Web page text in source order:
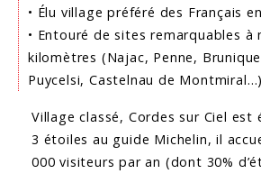
• Élu village préféré des Français
• Entouré de sites remarquables à
kilomètres (Najac, Penne,
Puycelsi, Castelnau de Montmiral…)
Village classé, Cordes sur Ciel est
3 étoiles au guide Michelin, il
000 visiteurs par an (dont 30%